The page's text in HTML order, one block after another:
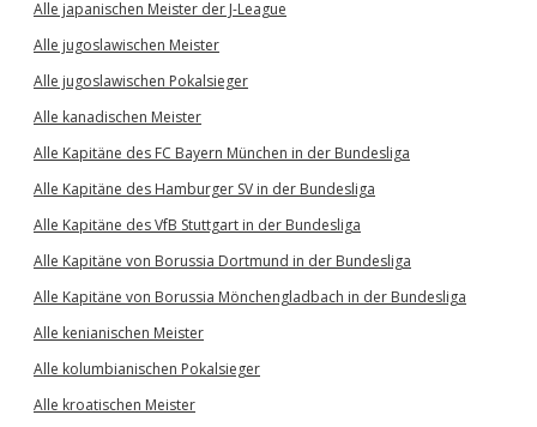
Alle japanischen Meister der J-League
Alle jugoslawischen Meister
Alle jugoslawischen Pokalsieger
Alle kanadischen Meister
Alle Kapitäne des FC Bayern München in der Bundesliga
Alle Kapitäne des Hamburger SV in der Bundesliga
Alle Kapitäne des VfB Stuttgart in der Bundesliga
Alle Kapitäne von Borussia Dortmund in der Bundesliga
Alle Kapitäne von Borussia Mönchengladbach in der Bundesliga
Alle kenianischen Meister
Alle kolumbianischen Pokalsieger
Alle kroatischen Meister